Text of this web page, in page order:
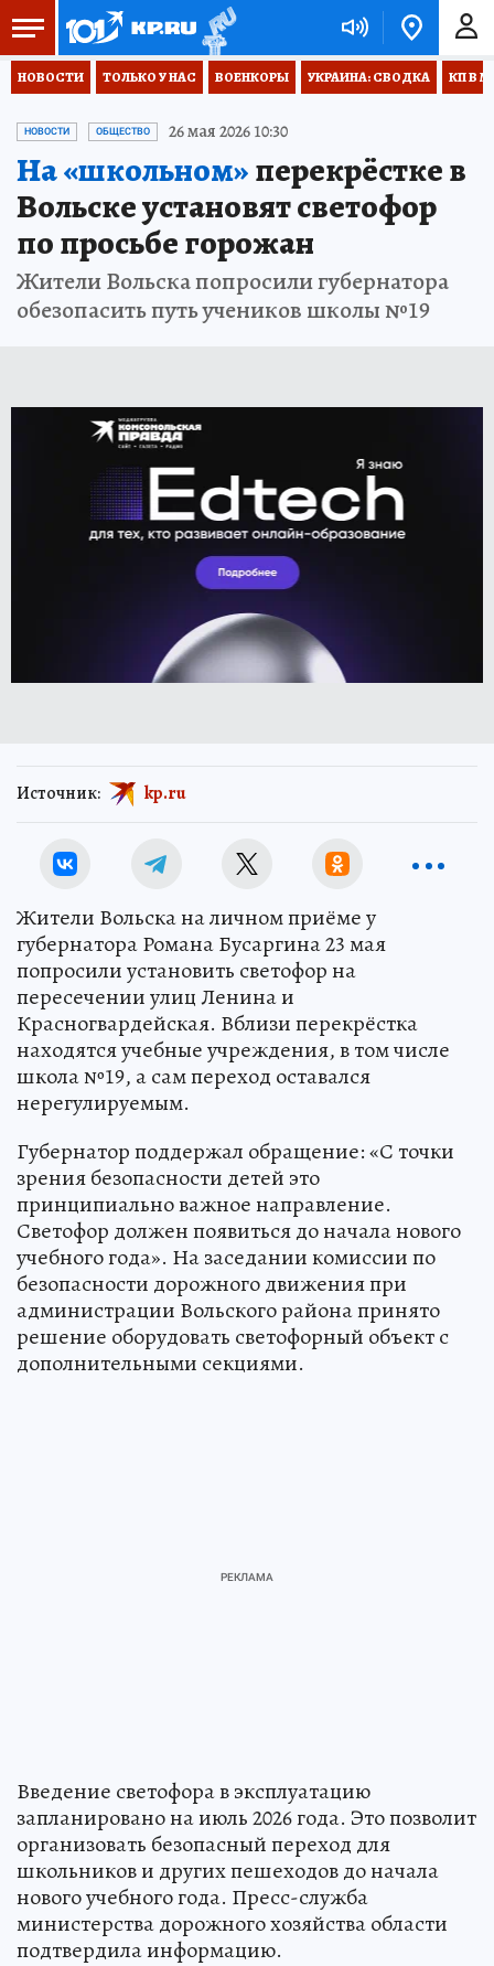
НОВОСТИ ТОЛЬКО У НАС ВОЕНКОРЫ УКРАИНА: СВОДКА КП В
НОВОСТИ ОБЩЕСТВО 26 мая 2026 10:30
На «школьном»перекрёстке в
Вольске установят светофор
по просьбе горожан
Жители Вольска попросили губернатора
обезопасить путь учеников школы №19
Источник: kp.ru
Жители Вольска на личном приёме у
губернатора Романа Бусаргина 23 мая
попросили установить светофор на
пересечении улиц Ленина и
Красногвардейская. Вблизи перекрёстка
находятся учебные учреждения, в том числе
школа №19, а сам переход оставался
нерегулируемым.
Губернатор поддержал обращение: «С точки
зрения безопасности детей это
принципиально важное направление.
Светофор должен появиться до начала нового
учебного года». На заседании комиссии по
безопасности дорожного движения при
администрации Вольского района принято
решение оборудовать светофорный объект с
дополнительными секциями.
Введение светофора в эксплуатацию
запланировано на июль 2026 года. Это позволит
организовать безопасный переход для
школьников и других пешеходов до начала
нового учебного года. Пресс-служба
министерства дорожного хозяйства области
подтвердила информацию.